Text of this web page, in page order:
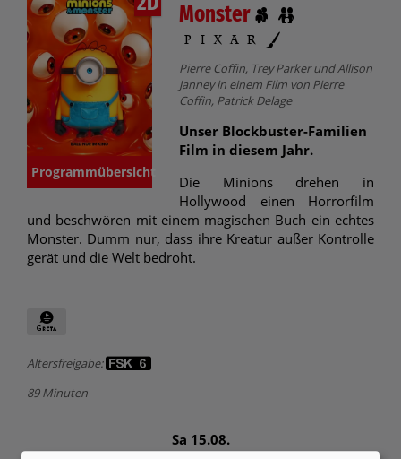
Programmübersicht
Monster
Pierre Coffin, Trey Parker und Allison
Janney in einem Film von Pierre
Coffin, Patrick Delage
Unser Blockbuster-Familien
Film in diesem Jahr.
Die Minions drehen in
Hollywood einen Horrorfilm
und beschwören mit einem magischen Buch ein echtes
Monster. Dumm nur, dass ihre Kreatur außer Kontrolle
gerät und die Welt bedroht.
Altersfreigabe:
89 Minuten
Sa 15.08.